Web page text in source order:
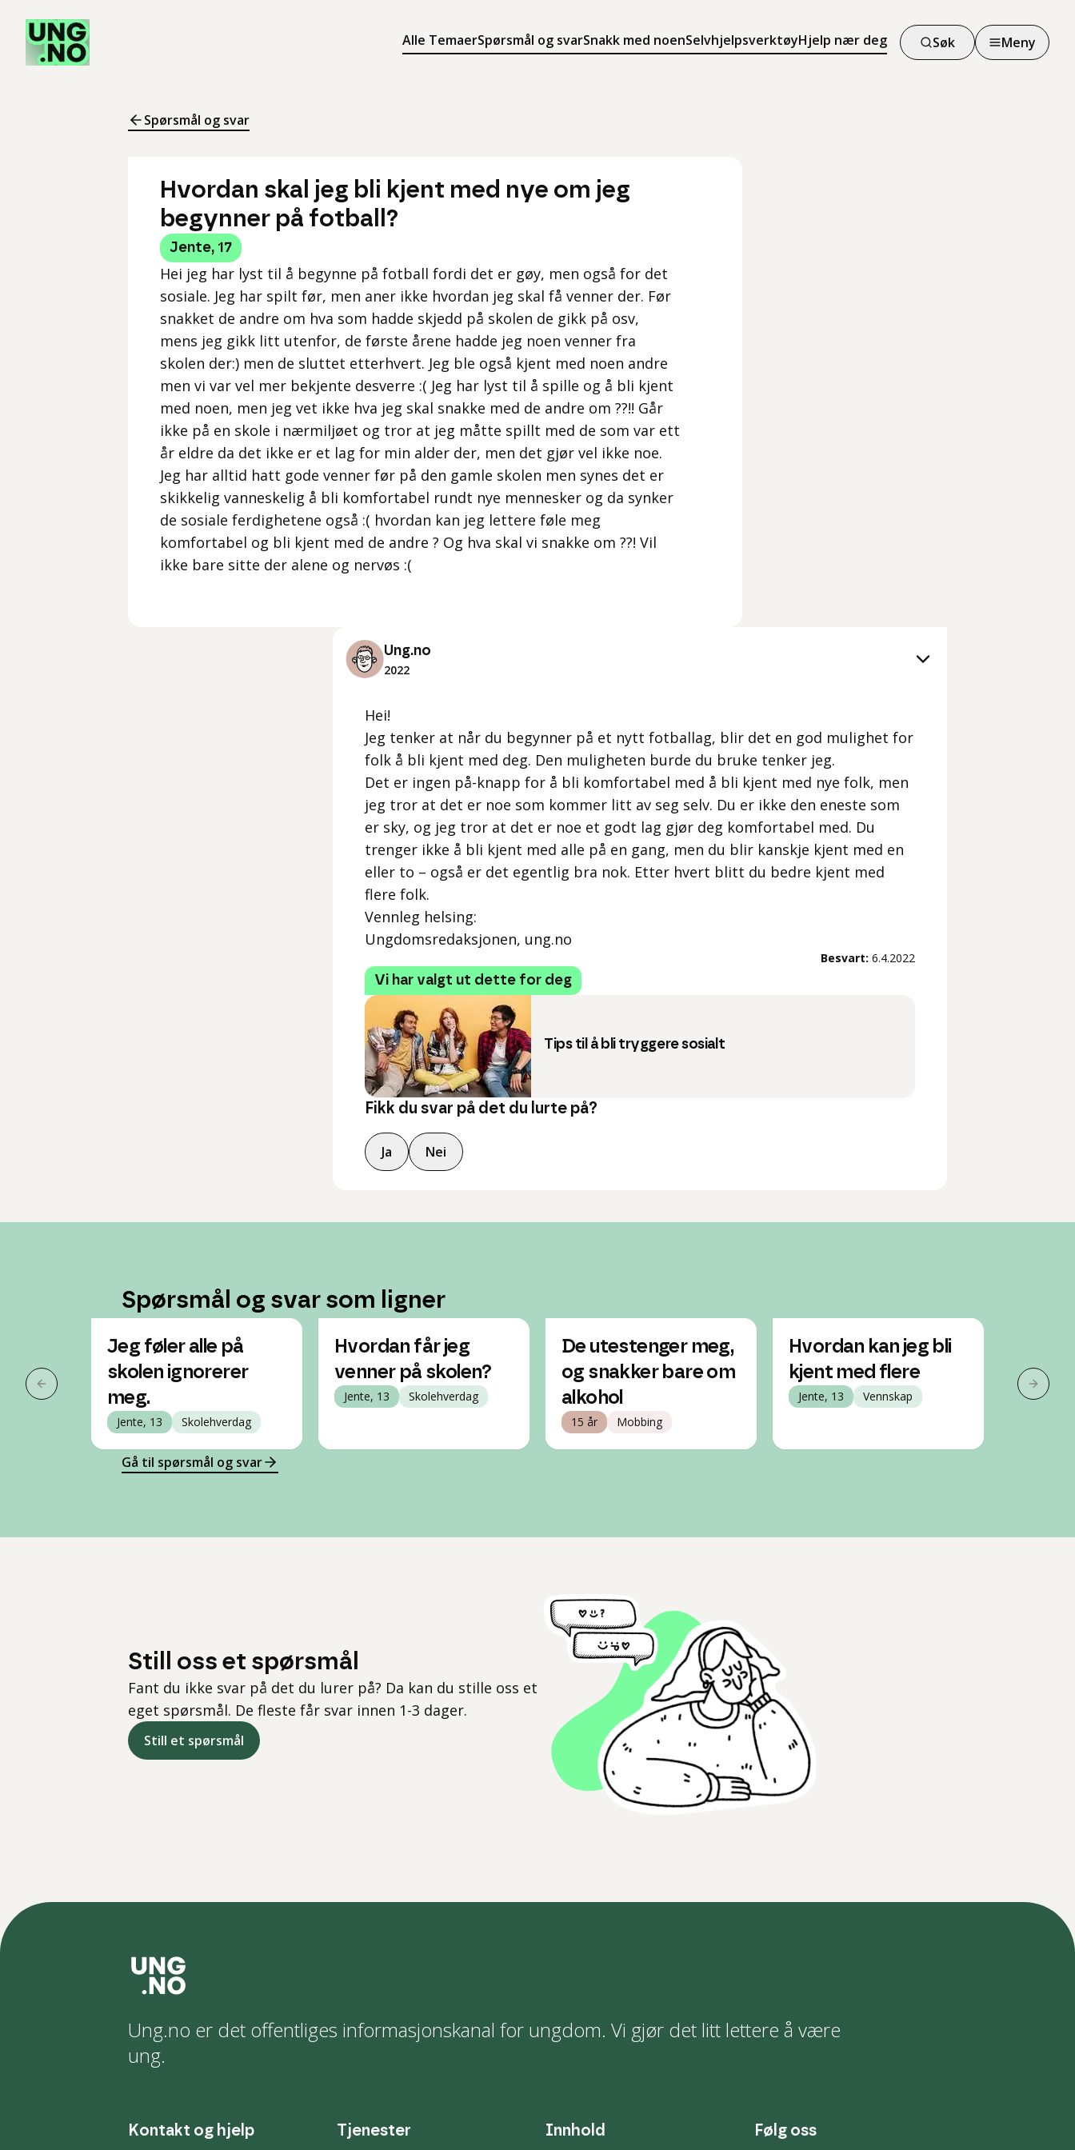
Alle TemaerSpørsmål og svarSnakk med noenSelvhjelpsverktøyHjelp nær deg
Søk
Søk
Meny
Meny
Spørsmål og svar
Hvordan skal jeg bli kjent med nye om jeg
begynner på fotball?
Jente, 17
Hei jeg har lyst til å begynne på fotball fordi det er gøy, men også for det
sosiale. Jeg har spilt før, men aner ikke hvordan jeg skal få venner der. Før
snakket de andre om hva som hadde skjedd på skolen de gikk på osv,
mens jeg gikk litt utenfor, de første årene hadde jeg noen venner fra
skolen der:) men de sluttet etterhvert. Jeg ble også kjent med noen andre
men vi var vel mer bekjente desverre :( Jeg har lyst til å spille og å bli kjent
med noen, men jeg vet ikke hva jeg skal snakke med de andre om ??!! Går
ikke på en skole i nærmiljøet og tror at jeg måtte spillt med de som var ett
år eldre da det ikke er et lag for min alder der, men det gjør vel ikke noe.
Jeg har alltid hatt gode venner før på den gamle skolen men synes det er
skikkelig vanneskelig å bli komfortabel rundt nye mennesker og da synker
de sosiale ferdighetene også :( hvordan kan jeg lettere føle meg
komfortabel og bli kjent med de andre ? Og hva skal vi snakke om ??! Vil
ikke bare sitte der alene og nervøs :(
Ung.no
2022
Hei!
Jeg tenker at når du begynner på et nytt fotballag, blir det en god mulighet for
folk å bli kjent med deg. Den muligheten burde du bruke tenker jeg.
Det er ingen på-knapp for å bli komfortabel med å bli kjent med nye folk, men
jeg tror at det er noe som kommer litt av seg selv. Du er ikke den eneste som
er sky, og jeg tror at det er noe et godt lag gjør deg komfortabel med. Du
trenger ikke å bli kjent med alle på en gang, men du blir kanskje kjent med en
eller to – også er det egentlig bra nok. Etter hvert blitt du bedre kjent med
flere folk.
Vennleg helsing:
Ungdomsredaksjonen, ung.no
Besvart: 6.4.2022
Vi har valgt ut dette for deg
Tips til å bli tryggere sosialt
Fikk du svar på det du lurte på?
Ja Nei
Spørsmål og svar som ligner
Forrige slide
Jeg føler alle på
skolen ignorerer
meg.
Jente, 13 Skolehverdag
Hvordan får jeg
venner på skolen?
Jente, 13 Skolehverdag
De utestenger meg,
og snakker bare om
alkohol
15 år Mobbing
Hvordan kan jeg bli
kjent med flere
Jente, 13 Vennskap
flere
Jente, 16
Neste
Gå til spørsmål og svar
Still oss et spørsmål
Fant du ikke svar på det du lurer på? Da kan du stille oss et
eget spørsmål. De fleste får svar innen 1-3 dager.
Still et spørsmål
Ung.no er det offentliges informasjonskanal for ungdom. Vi gjør det litt lettere å være
ung.
Kontakt og hjelp Tjenester Innhold Følg oss